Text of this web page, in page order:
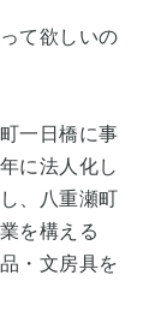
て欲しいの
一日橋に事
に法人化し
、八重瀬町
を構える
・文房具を